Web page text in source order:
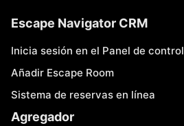
Escape Navigator CRM
Inicia sesión en el Panel de control
Añadir Escape Room
Sistema de reservas en línea
Agregador